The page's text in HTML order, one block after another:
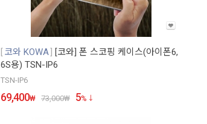
코와 KOWA
[코와] 폰 스코핑 케이스(아이폰6,
6S용) TSN-IP6
TSN-IP6
69,400₩ 73,000₩ 5%